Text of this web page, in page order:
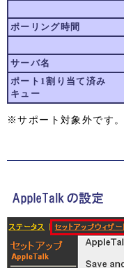
ポーリング時間
サーバ名
ポート1割り当て済み
キュー
※サポート対象外です。